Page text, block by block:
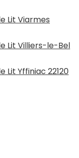
Lit Viarmes
Lit Villiers-le-Bel
Lit Yffiniac 22120